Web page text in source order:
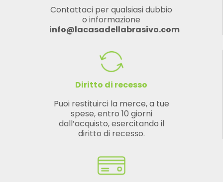
Contattaci per qualsiasi dubbio
o informazione
info@lacasadellabrasivo.com
Diritto di recesso
Puoi restituirci la merce, a tue
spese, entro 10 giorni
dall’acquisto, esercitando il
diritto di recesso.